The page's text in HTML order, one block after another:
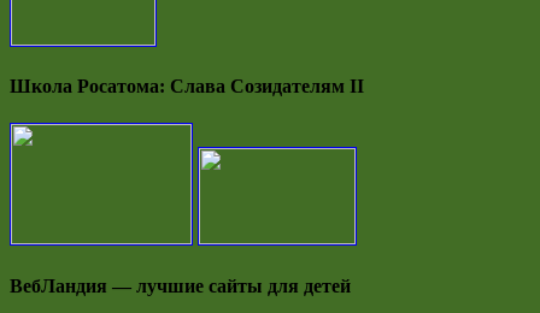
Школа Росатома: Слава Созидателям II
ВебЛандия — лучшие сайты для детей